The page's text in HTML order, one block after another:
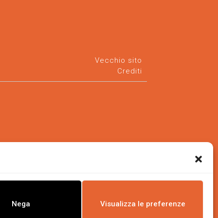
Nega Visualizza le preferenze
Vecchio sito
Crediti